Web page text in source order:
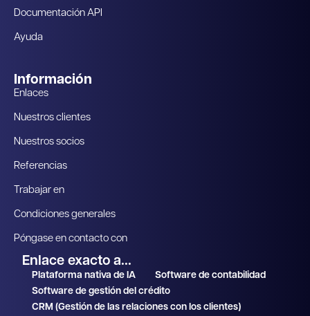
Documentación API
Ayuda
Información
Enlaces
Nuestros clientes
Nuestros socios
Referencias
Trabajar en
Condiciones generales
Póngase en contacto con
Enlace exacto a...
Plataforma nativa de IA
Software de contabilidad
Software de gestión del crédito
CRM (Gestión de las relaciones con los clientes)